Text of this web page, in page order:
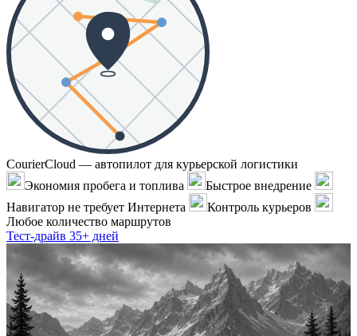
CourierCloud — автопилот для курьерской логистики
Экономия пробега и топлива
Быстрое внедрение
Навигатор не требует Интернета
Контроль курьеров
Любое количество маршрутов
Тест-драйв 35+ дней